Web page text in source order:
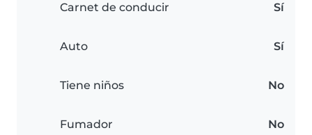
Carnet de conducir Sí
Auto Sí
Tiene niños No
Fumador No